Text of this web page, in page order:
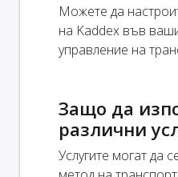
Можете да
на Kaddex във
управление на
Защо да
различни
Услугите могат да